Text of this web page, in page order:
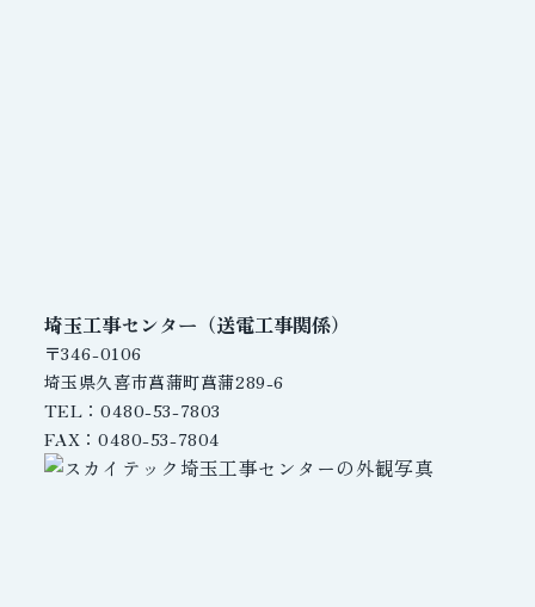
埼玉工事センター（送電工事関係）
〒346-0106
埼玉県久喜市菖蒲町菖蒲289-6
TEL：0480-53-7803
FAX：0480-53-7804